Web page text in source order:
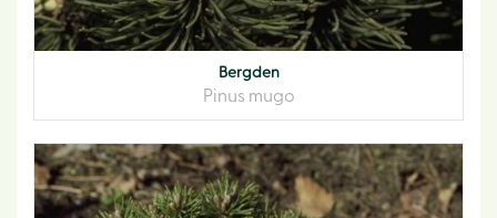
Bergden
Pinus mugo